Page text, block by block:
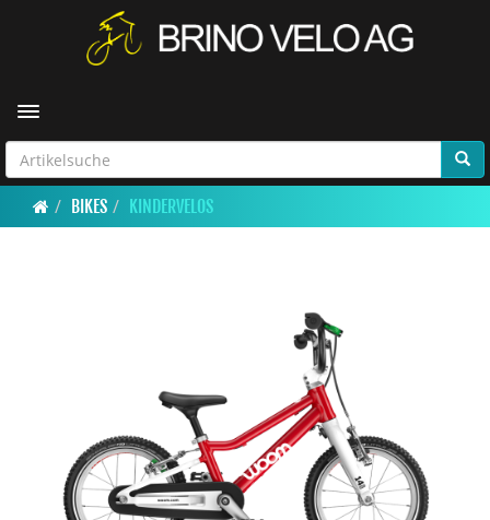
Toggle navigation
BIKES KINDERVELOS